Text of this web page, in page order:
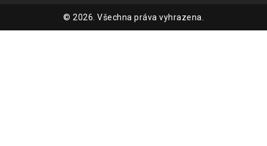
© 2026. Všechna práva vyhrazena.